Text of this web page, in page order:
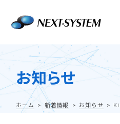
お知らせ
ホーム 新着情報 お知らせ